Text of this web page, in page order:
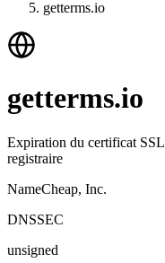
getterms.io
getterms.io
Expiration du certificat SSL
registraire
NameCheap, Inc.
DNSSEC
unsigned